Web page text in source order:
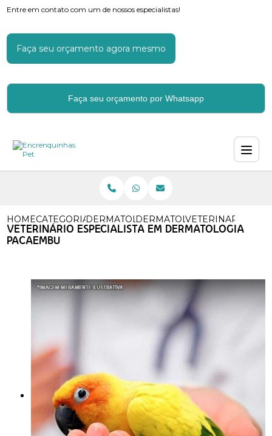
Entre em contato com um de nossos especialistas!
Faça seu orçamento agora mesmo
Faça seu orçamento por Whatsapp
HOMECATEGORIASDERMATOLOGIA VETERINARIA
DERMATOLOGISTA
VETERINARIO
VETERINÁRIO ESPECIALISTA EM DERMATOLOGIA
PACAEMBU